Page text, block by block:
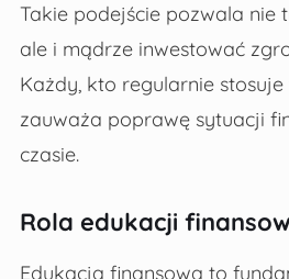
Takie podejście pozwala nie
ale i mądrze inwestować
Każdy, kto regularnie stosuje
zauważa poprawę sytuacji
czasie.
Rola edukacji
Edukacja finansowa to